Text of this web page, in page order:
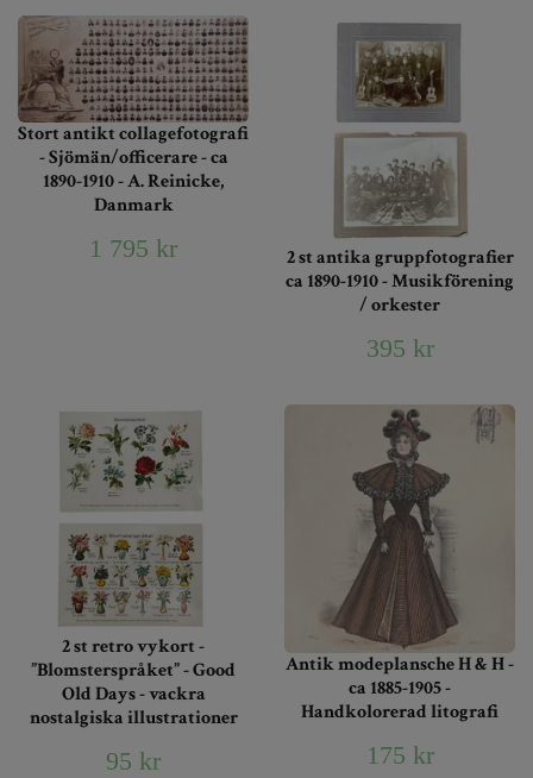
Stort antikt collagefotografi
- Sjömän/officerare - ca
1890-1910 - A. Reinicke,
Danmark
1 795 kr
2 st antika gruppfotografier
ca 1890-1910 - Musikförening
/ orkester
395 kr
2 st retro vykort -
”Blomsterspråket” - Good
Old Days - vackra
nostalgiska illustrationer
95 kr
Antik modeplansche H & H -
ca 1885-1905 -
Handkolorerad litografi
175 kr